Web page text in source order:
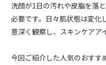
洗顔が1日の汚れや皮脂を落
必要です。日々肌状態は変化
意深く観察し、スキンケアア
今回ご紹介した人気のおすす